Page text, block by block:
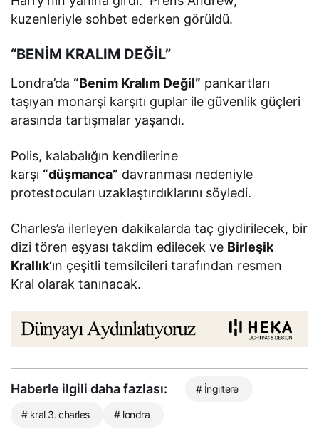
kuzenleriyle sohbet ederken görüldü.
“BENİM KRALIM DEĞİL”
Londra’da “Benim Kralım Değil” pankartları
taşıyan monarşi karşıtı guplar ile güvenlik güçleri
arasında tartışmalar yaşandı.
Polis, kalabalığın kendilerine
karşı “düşmanca” davranması nedeniyle
protestocuları uzaklaştırdıklarını söyledi.
Charles’a ilerleyen dakikalarda taç giydirilecek, bir
dizi tören eşyası takdim edilecek ve Birleşik
Krallık‘ın çeşitli temsilcileri tarafından resmen
Kral olarak tanınacak.
Haberle ilgili daha fazlası: # İngiltere
# kral 3. charles # londra